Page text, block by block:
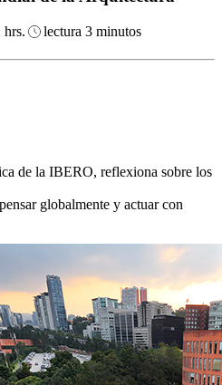
lectura 3 minutos
de la IBERO, reflexiona sobre los
globalmente y actuar con